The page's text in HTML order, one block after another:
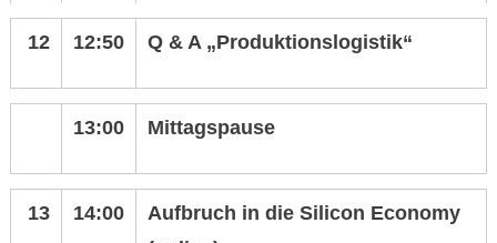
12 12:50 Q & A „Produktionslogistik“
13:00 Mittagspause
13 14:00
Aufbruch in die Silicon Economy